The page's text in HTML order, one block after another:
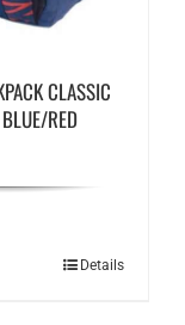
CLASSIC
RED
Details